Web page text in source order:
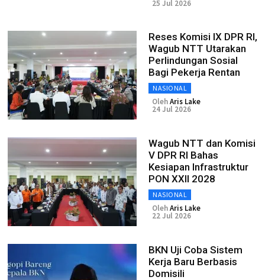
25 Jul 2026
Reses Komisi IX DPR RI,
Wagub NTT Utarakan
Perlindungan Sosial
Bagi Pekerja Rentan
NASIONAL
OlehAris Lake
24 Jul 2026
Wagub NTT dan Komisi
V DPR RI Bahas
Kesiapan Infrastruktur
PON XXII 2028
NASIONAL
OlehAris Lake
22 Jul 2026
BKN Uji Coba Sistem
Kerja Baru Berbasis
Domisili